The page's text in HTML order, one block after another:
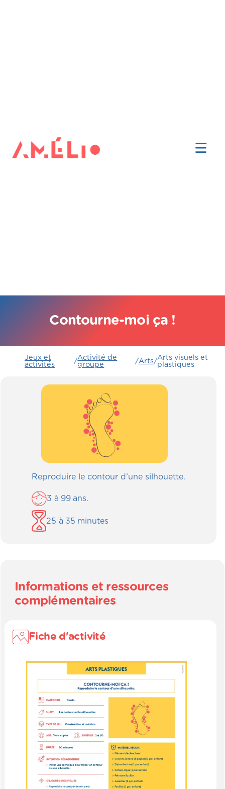
Contourne-moi ça !
Jeux et
activités
/Activité de
groupe
/Arts/Arts visuels et
plastiques
Reproduire le contour d’une silhouette.
3 à 99 ans.
25 à 35 minutes
Informations et ressources
complémentaires
Fiche d'activité